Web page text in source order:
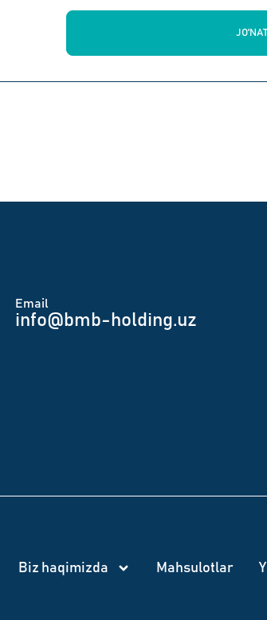
Email
info@bmb-holding.uz​
Biz haqimizda Mahsulotlar